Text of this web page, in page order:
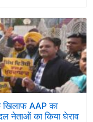
खिलाफ AAP का
नेताओं का किया घेराव